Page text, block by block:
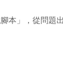
本」，從問題